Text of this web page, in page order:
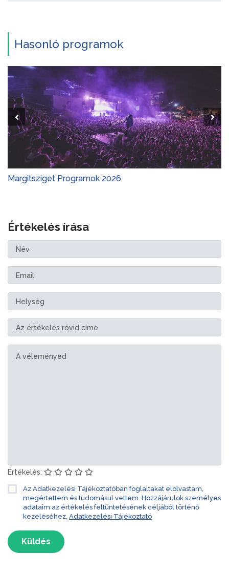
Hasonló programok
Margitsziget Programok 2026
Értékelés írása
Értékelés:
Az Adatkezelési Tájékoztatóban foglaltakat elolvastam,
megértettem és tudomásul vettem. Hozzájárulok személyes
adataim az értékelés feltüntetésének céljából történő
kezeléséhez. Adatkezelési Tájékoztató
Küldés